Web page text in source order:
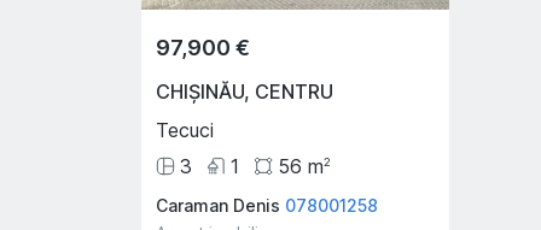
97,900 €
CHIȘINĂU, CENTRU
Tecuci
3
1 56 m2
Caraman Denis 078001258